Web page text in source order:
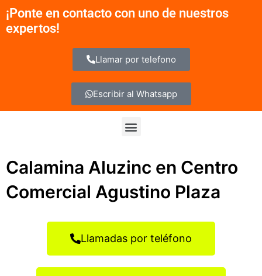
contenido
¡Ponte en contacto con uno de nuestros
expertos!
Llamar por telefono
Escribir al Whatsapp
Menu
Calamina Aluzinc en Centro
Comercial Agustino Plaza
Llamadas por teléfono